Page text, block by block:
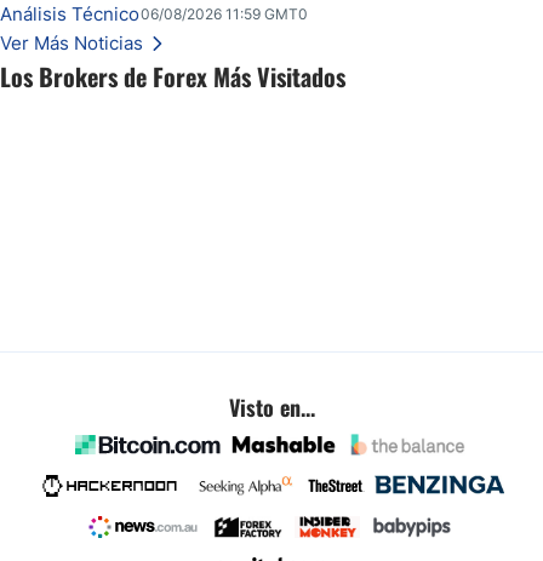
Los Brokers de Forex Más Visitados
Una reducción de tasas por parte del banco central de Brasil y unas elecciones
inminentes están remodelando silenciosamente un rango familiar del USD/BRL.
Esto es lo que los traders están observando a continuación.
Análisis Técnico06/08/2026 11:59 GMT0
Ver Más Noticias
Visto en...